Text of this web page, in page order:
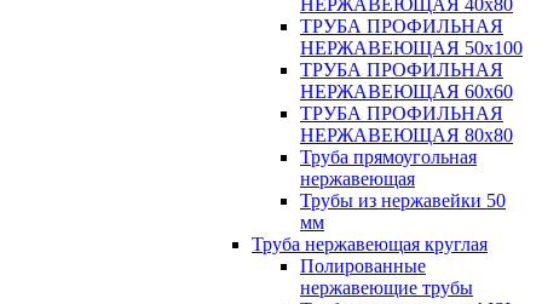
НЕРЖАВЕЮЩАЯ 40х80
ТРУБА ПРОФИЛЬНАЯ
НЕРЖАВЕЮЩАЯ 50х100
ТРУБА ПРОФИЛЬНАЯ
НЕРЖАВЕЮЩАЯ 60х60
ТРУБА ПРОФИЛЬНАЯ
НЕРЖАВЕЮЩАЯ 80х80
Труба прямоугольная
нержавеющая
Трубы из нержавейки 50
мм
Труба нержавеющая круглая
Полированные
нержавеющие трубы